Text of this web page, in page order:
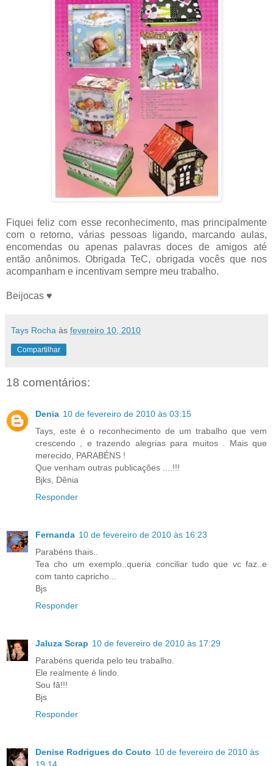
Fiquei feliz com esse reconhecimento, mas principalmente
com o retorno, várias pessoas ligando, marcando aulas,
encomendas ou apenas palavras doces de amigos até
então anônimos. Obrigada TeC, obrigada vocês que nos
acompanham e incentivam sempre meu trabalho.
Beijocas ♥
Tays Rocha às fevereiro 10, 2010
Compartilhar
18 comentários:
Denia 10 de fevereiro de 2010 às 03:15
Tays, este é o reconhecimento de um trabalho que vem
crescendo , e trazendo alegrias para muitos . Mais que
merecido, PARABÉNS !
Que venham outras publicações ....!!!
Bjks, Dênia
Responder
Fernanda 10 de fevereiro de 2010 às 16:23
Parabéns thais..
Tea cho um exemplo..queria conciliar tudo que vc faz..e
com tanto capricho...
Bjs
Responder
Jaluza Scrap 10 de fevereiro de 2010 às 17:29
Parabéns querida pelo teu trabalho.
Ele realmente é lindo.
Sou fã!!!
Bjs
Responder
Denise Rodrigues do Couto 10 de fevereiro de 2010 às